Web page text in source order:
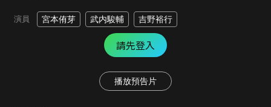
演員 宮本侑芽 武内駿輔 吉野裕行
請先登入
播放預告片